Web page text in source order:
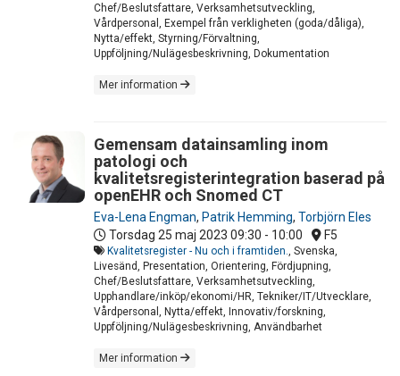
Chef/Beslutsfattare, Verksamhetsutveckling,
Vårdpersonal, Exempel från verkligheten (goda/dåliga),
Nytta/effekt, Styrning/Förvaltning,
Uppföljning/Nulägesbeskrivning, Dokumentation
Mer information
Gemensam datainsamling inom
patologi och
kvalitetsregisterintegration baserad på
openEHR och Snomed CT
Eva-Lena Engman, Patrik Hemming, Torbjörn Eles
Torsdag 25 maj 2023 09:30 - 10:00 F5
Kvalitetsregister - Nu och i framtiden.
, Svenska,
Livesänd, Presentation, Orientering, Fördjupning,
Chef/Beslutsfattare, Verksamhetsutveckling,
Upphandlare/inköp/ekonomi/HR, Tekniker/IT/Utvecklare,
Vårdpersonal, Nytta/effekt, Innovativ/forskning,
Uppföljning/Nulägesbeskrivning, Användbarhet
Mer information